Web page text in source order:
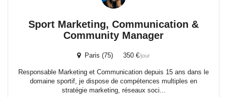
Sport Marketing, Communication &
Community Manager
Paris (75) 350 €/jour
Responsable Marketing et Communication depuis 15 ans dans le
domaine sportif, je dispose de compétences multiples en
stratégie marketing, réseaux soci...